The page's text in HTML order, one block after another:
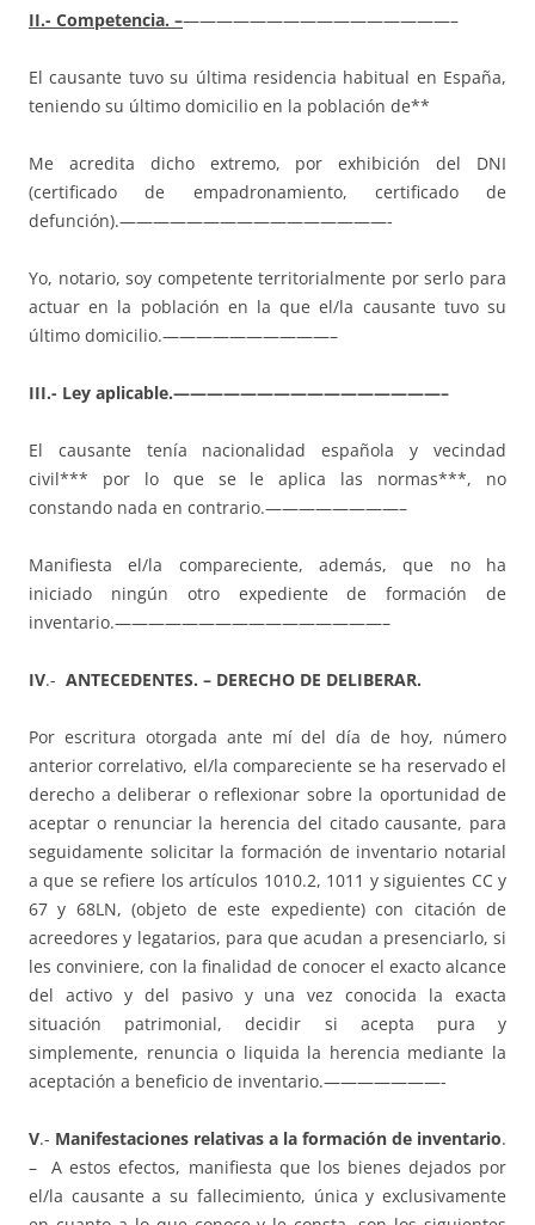
II.- Competencia. –————————————————–
El causante tuvo su última residencia habitual en España,
teniendo su último domicilio en la población de**
Me acredita dicho extremo, por exhibición del DNI
(certificado de empadronamiento, certificado de
defunción).————————————————-
Yo, notario, soy competente territorialmente por serlo para
actuar en la población en la que el/la causante tuvo su
último domicilio.——————————–
III.- Ley aplicable.————————————————–
El causante tenía nacionalidad española y vecindad
civil*** por lo que se le aplica las normas***, no
constando nada en contrario.————————–
Manifiesta el/la compareciente, además, que no ha
iniciado ningún otro expediente de formación de
inventario.————————————————–
IV.- ANTECEDENTES. – DERECHO DE DELIBERAR.
Por escritura otorgada ante mí del día de hoy, número
anterior correlativo, el/la compareciente se ha reservado el
derecho a deliberar o reflexionar sobre la oportunidad de
aceptar o renunciar la herencia del citado causante, para
seguidamente solicitar la formación de inventario notarial
a que se refiere los artículos 1010.2, 1011 y siguientes CC y
67 y 68LN, (objeto de este expediente) con citación de
acreedores y legatarios, para que acudan a presenciarlo, si
les conviniere, con la finalidad de conocer el exacto alcance
del activo y del pasivo y una vez conocida la exacta
situación patrimonial, decidir si acepta pura y
simplemente, renuncia o liquida la herencia mediante la
aceptación a beneficio de inventario.———————-
V.- Manifestaciones relativas a la formación de inventario.
– A estos efectos, manifiesta que los bienes dejados por
el/la causante a su fallecimiento, única y exclusivamente